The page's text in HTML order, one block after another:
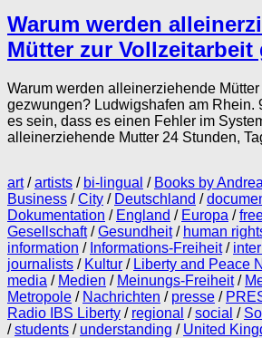
Warum werden
Mütter zur Vollzeitarbeit
Warum werden alleinerziehende
gezwungen? Ludwigshafen am Rhein.
es sein, dass es einen Fehler im
alleinerziehende Mutter 24 Stunden,
art/artists / bi-lingual / Books by
Business /City / Deutschland /
Dokumentation / England / Europa /
Gesellschaft/Gesundheit/ human
information / Informations-Freiheit/
journalists / Kultur / Liberty and Peace
media / Medien / Meinungs-Freiheit/
Metropole / Nachrichten / presse /
Radio IBS Liberty / regional /social /
/students / understanding / United